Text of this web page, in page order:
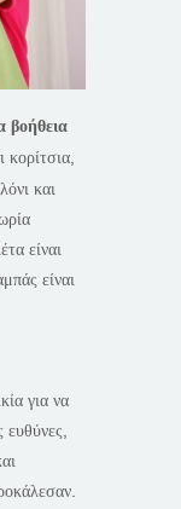
βοήθεια
και
είναι
είναι
για να
ευθύνες,